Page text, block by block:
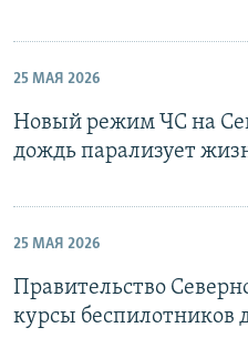
25 МАЯ 2026
Новый режим ЧС на
дождь парализует
25 МАЯ 2026
Правительство
курсы беспилотников